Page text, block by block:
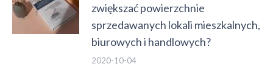
zwiększać powierzchnie
sprzedawanych lokali mieszkalnych,
biurowych i handlowych?
2020-10-04